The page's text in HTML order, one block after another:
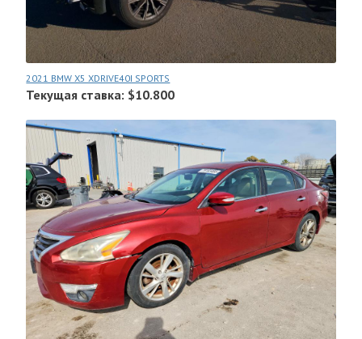
2021 BMW X5 XDRIVE40I SPORTS
Текущая ставка: $10.800